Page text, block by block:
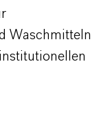
Waschmitteln